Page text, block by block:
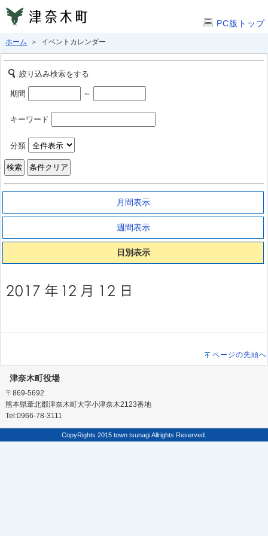
PC版トップ
ホーム ＞ イベントカレンダー
絞り込み検索をする
期間 ～
キーワード
分類
月間表示
週間表示
日別表示
ページの先頭へ
津奈木町役場
〒869-5692
熊本県葦北郡津奈木町大字小津奈木2123番地
Tel:0966-78-3111
CopyRights 2015 town tsunagi Allrights Reserved.